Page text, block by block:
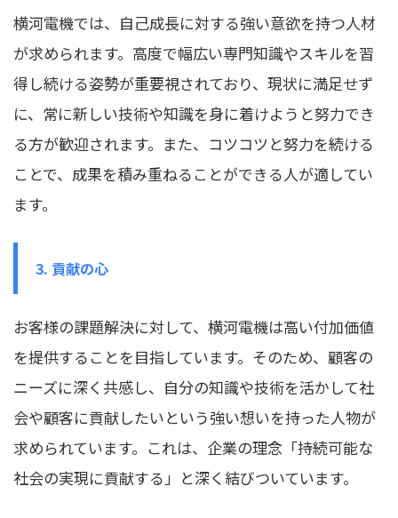
横河電機では、自己成長に対する強い意欲を持つ人材
が求められます。高度で幅広い専門知識やスキルを習
得し続ける姿勢が重要視されており、現状に満足せず
に、常に新しい技術や知識を身に着けようと努力でき
る方が歓迎されます。また、コツコツと努力を続ける
ことで、成果を積み重ねることができる人が適してい
ます。
3. 貢献の心
お客様の課題解決に対して、横河電機は高い付加価値
を提供することを目指しています。そのため、顧客の
ニーズに深く共感し、自分の知識や技術を活かして社
会や顧客に貢献したいという強い想いを持った人物が
求められています。これは、企業の理念「持続可能な
社会の実現に貢献する」と深く結びついています。